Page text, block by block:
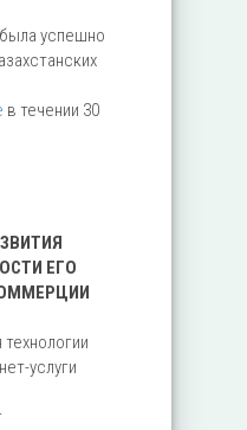
успешно
в течении 30
ЕГО
услуги